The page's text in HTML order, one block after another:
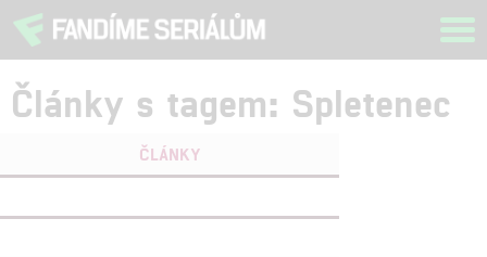
Články s tagem: Spletenec
ČLÁNKY